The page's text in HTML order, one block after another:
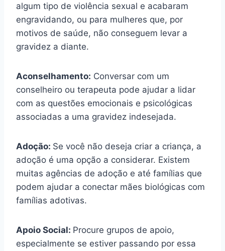
algum tipo de violência sexual e acabaram
engravidando, ou para mulheres que, por
motivos de saúde, não conseguem levar a
gravidez a diante.
Aconselhamento: Conversar com um
conselheiro ou terapeuta pode ajudar a lidar
com as questões emocionais e psicológicas
associadas a uma gravidez indesejada.
Adoção: Se você não deseja criar a criança, a
adoção é uma opção a considerar. Existem
muitas agências de adoção e até famílias que
podem ajudar a conectar mães biológicas com
famílias adotivas.
Apoio Social: Procure grupos de apoio,
especialmente se estiver passando por essa